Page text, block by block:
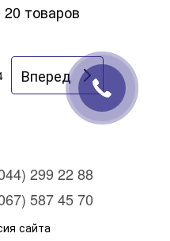
товаров
Вперед
299 22 88
587 45 70
сайта